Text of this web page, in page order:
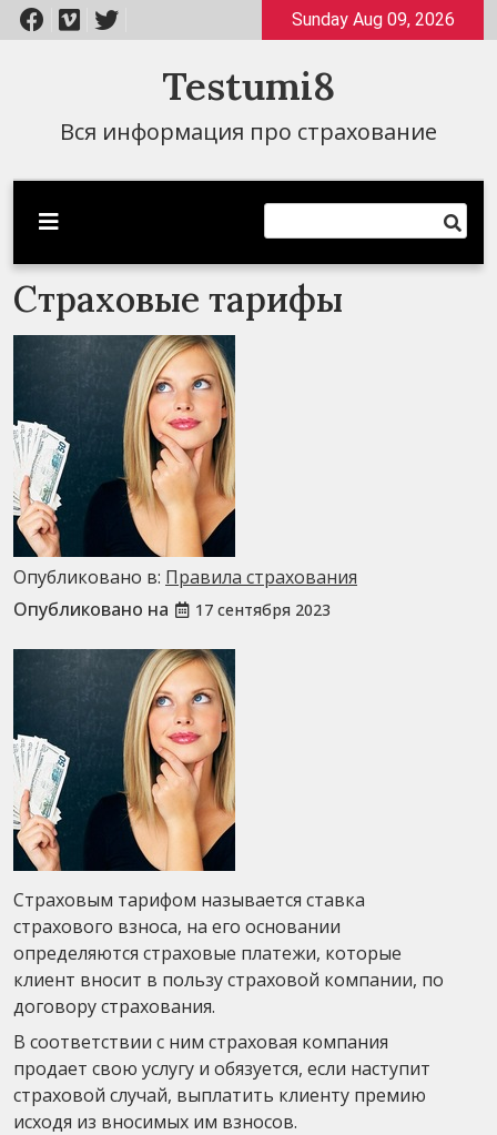
Перейти
к
Sunday Aug 09, 2026
Testumi8
Вся информация про страхование
Страховые тарифы
Опубликовано в: Правила страхования
Опубликовано на
17 сентября 2023
Страховым тарифом называется ставка
страхового взноса, на его основании
определяются страховые платежи, которые
клиент вносит в пользу страховой компании, по
договору страхования.
В соответствии с ним страховая компания
продает свою услугу и обязуется, если наступит
страховой случай, выплатить клиенту премию
исходя из вносимых им взносов.